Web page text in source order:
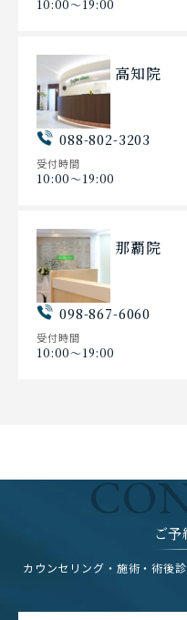
10:00〜19:00
高知院
088-802-3203
受付時間
10:00〜19:00
那覇院
098-867-6060
受付時間
10:00〜19:00
ご
カウンセリング・施術・術後